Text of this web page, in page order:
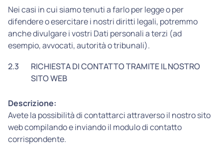
Nei casi in cui siamo tenuti a farlo per legge o per
difendere o esercitare i nostri diritti legali, potremmo
anche divulgare i vostri Dati personali a terzi (ad
esempio, avvocati, autorità o tribunali).
2.3
RICHIESTA DI CONTATTO TRAMITE IL NOSTRO
SITO WEB
Descrizione:
Avete la possibilità di contattarci attraverso il nostro sito
web compilando e inviando il modulo di contatto
corrispondente.